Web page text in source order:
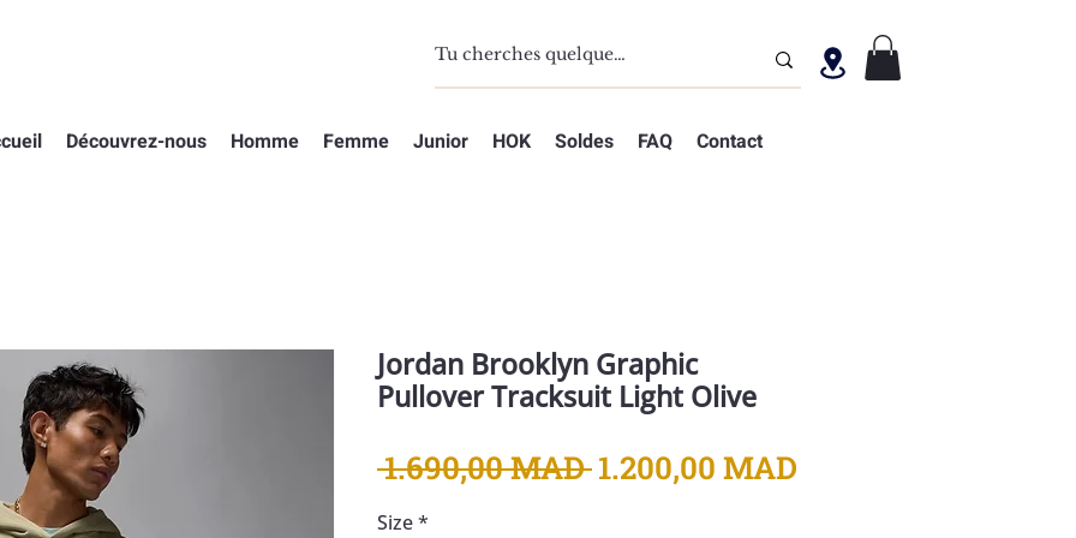
Découvrez-nous Homme Femme Junior HOK Soldes FAQ Contact
Jordan Brooklyn Graphic
Pullover Tracksuit Light Olive
1.690,00 MAD Prix
1.200,00 MAD
Size*